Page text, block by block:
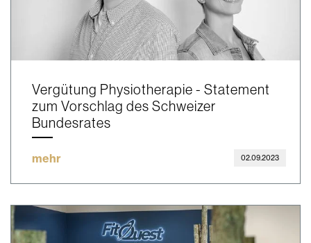
Vergütung Physiotherapie - Statement
zum Vorschlag des Schweizer
Bundesrates
mehr 02.09.2023